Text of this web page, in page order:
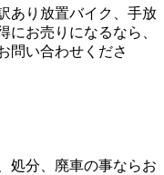
あり放置バイク、手放
にお売りになるなら、
問い合わせくださ
処分、廃車の事ならお